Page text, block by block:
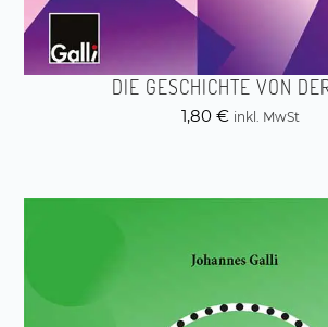
DIE GESCHICHTE VON
1,80 € inkl. MwSt